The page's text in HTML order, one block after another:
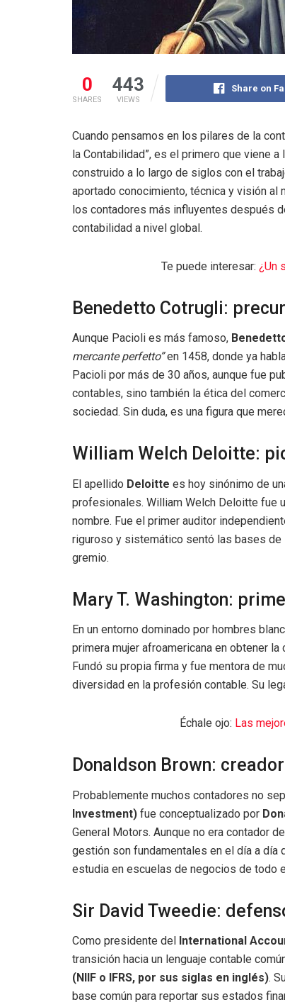
0
SHARES
443
VIEWS
Share on
Cuando pensamos en los pilares de la
la Contabilidad”, es el primero que viene
construido a lo largo de siglos con el
aportado conocimiento, técnica y visión al
los contadores más influyentes después
contabilidad a nivel global.
Te puede interesar: ¿Un
Benedetto Cotrugli:
Aunque Pacioli es más famoso,
mercante perfetto”en 1458, donde ya
Pacioli por más de 30 años, aunque fue
contables, sino también la ética del
sociedad. Sin duda, es una figura que
William Welch Deloitte:
El apellido Deloitte es hoy sinónimo de
profesionales. William Welch Deloitte fue
nombre. Fue el primer auditor
riguroso y sistemático sentó las bases
gremio.
Mary T. Washington:
En un entorno dominado por hombres
primera mujer afroamericana en obtener
Fundó su propia firma y fue mentora de
diversidad en la profesión contable. Su
Échale ojo: Las
Donaldson Brown: creador
Probablemente muchos contadores no
Investment) fue conceptualizado por
General Motors. Aunque no era contador
gestión son fundamentales en el día a día
estudia en escuelas de negocios de todo
Sir David Tweedie:
Como presidente del International
transición hacia un lenguaje contable
(NIIF o IFRS, por sus siglas en inglés).
base común para reportar sus estados